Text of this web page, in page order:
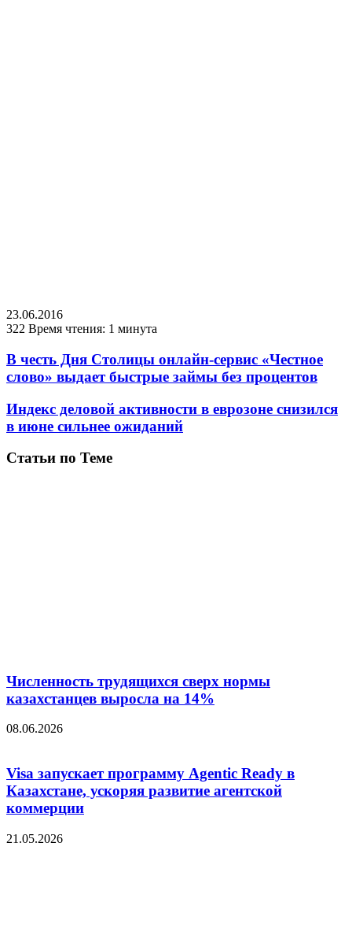
23.06.2016
322 Время чтения: 1 минута
В честь Дня Столицы онлайн-сервис «Честное
слово» выдает быстрые займы без процентов
Индекс деловой активности в еврозоне снизился
в июне сильнее ожиданий
Статьи по Теме
Численность трудящихся сверх нормы
казахстанцев выросла на 14%
08.06.2026
Visa запускает программу Agentic Ready в
Казахстане, ускоряя развитие агентской
коммерции
21.05.2026